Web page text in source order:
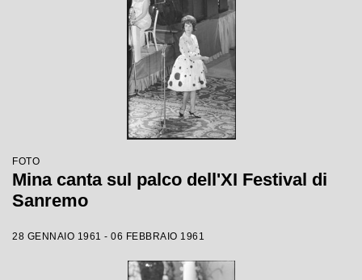
FOTO
Mina canta sul palco dell'XI Festival di
Sanremo
28 GENNAIO 1961 - 06 FEBBRAIO 1961